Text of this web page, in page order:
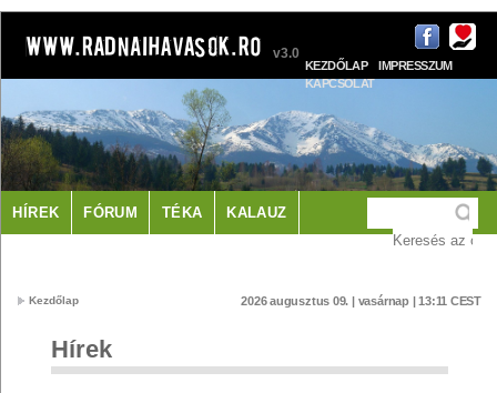
v3.0
KEZDŐLAP
IMPRESSZUM
KAPCSOLAT
HÍREK FÓRUM TÉKA KALAUZ
Kezdőlap 2026 augusztus 09. | vasárnap | 13:11 CEST
Hírek